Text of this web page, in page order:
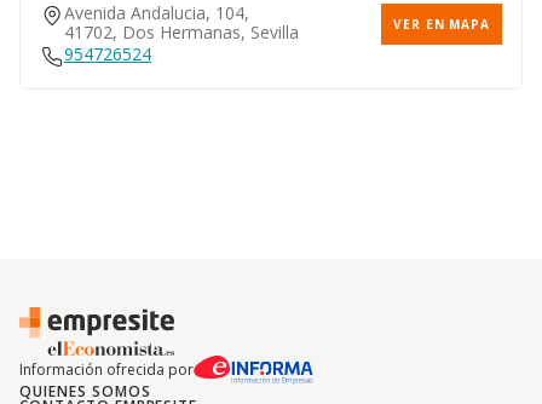
Avenida Andalucia, 104,
41702, Dos Hermanas, Sevilla
VER EN MAPA
954726524
Información ofrecida por
QUIENES SOMOS